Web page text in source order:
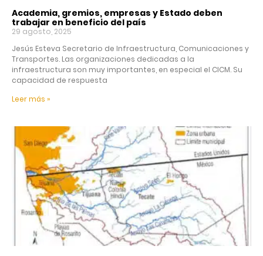
Academia, gremios, empresas y Estado deben
trabajar en beneficio del país
29 agosto, 2025
Jesús Esteva Secretario de Infraestructura, Comunicaciones y
Transportes. Las organizaciones dedicadas a la
infraestructura son muy importantes, en especial el CICM. Su
capacidad de respuesta
Leer más »